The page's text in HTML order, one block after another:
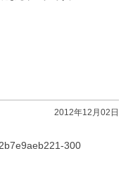
2012年12月02日